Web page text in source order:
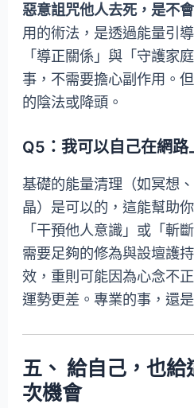
惡意詛咒他人去死，是不
用的術法，是透過能量引
「導正關係」與「守護家
事，不需要擔心副作用。
的陰法或降頭。
Q5：我可以自己在網路
基礎的能量清理（如冥想
晶）是可以的，這能幫助
「干預他人意識」或「斬
需要足夠的修為與設壇護
效，重則可能因為心念不
運勢更差。專業的事，還
五、 給自己，也
次機會